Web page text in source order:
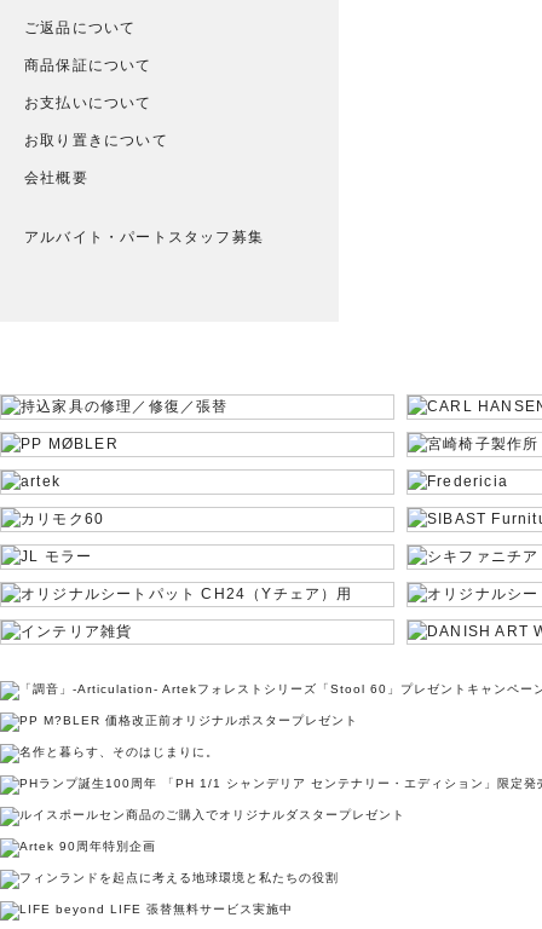
ご返品について
商品保証について
お支払いについて
お取り置きについて
会社概要
アルバイト・パートスタッフ募集